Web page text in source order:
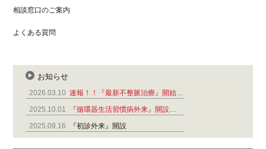
相談窓口のご案内
よくある質問
お知らせ
2026.03.10 速報！！『最新不整脈治療』開始…
2025.10.01
『循環器生活習慣病外来』開設…
2025.09.16
『初診外来』開設